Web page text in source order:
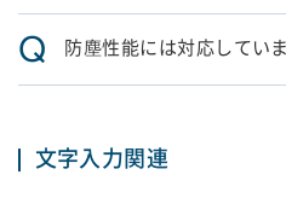
Q 防塵性能には対応してい
文字入力関連